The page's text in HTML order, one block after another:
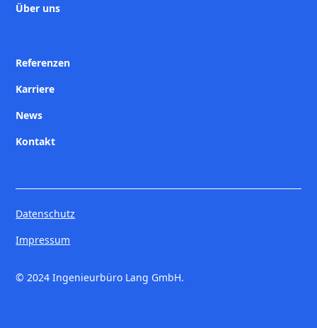
Über uns
Referenzen
Karriere
News
Kontakt
© 2024 Ingenieurbüro Lang GmbH.
Datenschutz
Impressum